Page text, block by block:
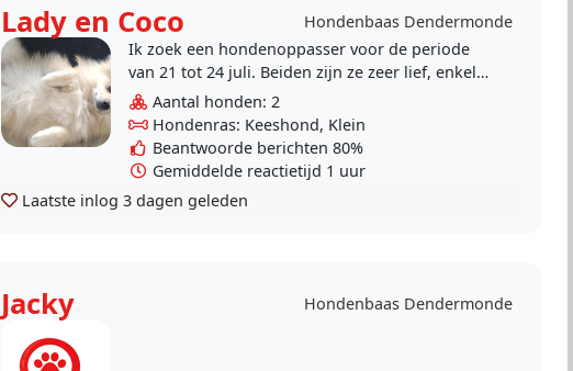
Lady en Coco
Hondenbaas Dendermonde
Ik zoek een hondenoppasser voor de periode
van 21 tot 24 juli. Beiden zijn ze zeer lief, enkel
naar andere vreemde honden kunnen ze veel
lawaai maken..
Aantal honden: 2
Hondenras: Keeshond, Klein
Beantwoorde berichten 80%
Gemiddelde reactietijd 1 uur
Laatste inlog 3 dagen geleden
Jacky Hondenbaas Dendermonde